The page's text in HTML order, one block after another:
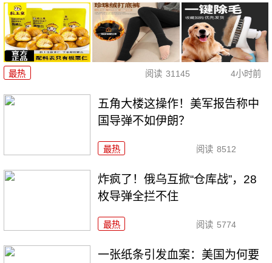
最热 阅读 31145 4小时前
五角大楼这操作！美军报告称中
国导弹不如伊朗？
最热 阅读 8512
炸疯了！俄乌互掀“仓库战”，28
枚导弹全拦不住
最热 阅读 5774
一张纸条引发血案：美国为何要